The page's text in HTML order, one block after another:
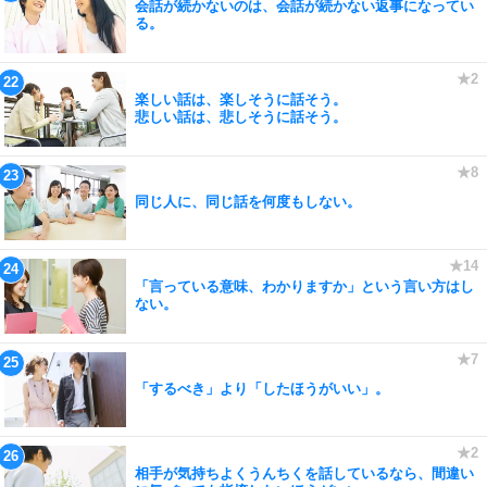
会話が続かないのは、会話が続かない返事になってい
る。
楽しい話は、楽しそうに話そう。
悲しい話は、悲しそうに話そう。
同じ人に、同じ話を何度もしない。
「言っている意味、わかりますか」という言い方はし
ない。
「するべき」より「したほうがいい」。
相手が気持ちよくうんちくを話しているなら、間違い